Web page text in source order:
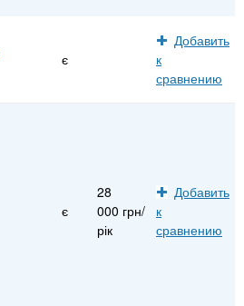
є
Добавить
к
сравнению
є
28
000 грн/
рік
Добавить
к
сравнению